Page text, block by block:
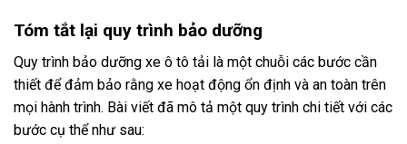
Tóm tắt lại quy trình bảo dưỡng
Quy trình bảo dưỡng xe ô tô tải là một chuỗi các bước cần
thiết để đảm bảo rằng xe hoạt động ổn định và an toàn trên
mọi hành trình. Bài viết đã mô tả một quy trình chi tiết với các
bước cụ thể như sau: